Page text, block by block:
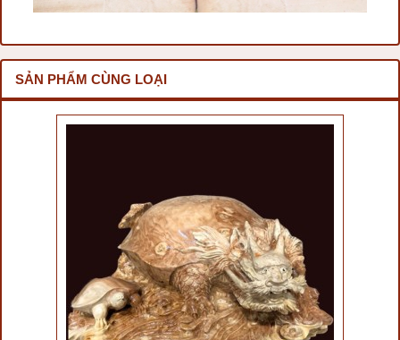
SẢN PHẨM CÙNG LOẠI